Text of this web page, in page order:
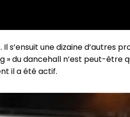
s’ensuit une dizaine d’autres
» du dancehall n’est peut-
il a été actif.